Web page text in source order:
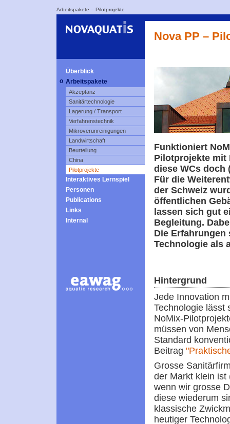
Arbeitspakete – Pilotprojekte
Nova PP –
Überblick
o Arbeitspakete
Akzeptanz
Sanitärtechnologie
Lagerung / Transport
Verfahrenstechnik
Mikroverunreinigungen
Landwirtschaft
Beurteilung
China
Pilotprojekte
Interaktives Lernspiel
Personen
Publications
Links
Internal
Funktioniert
Pilotprojekte mit
diese WCs
Für die
der Schweiz
öffentlichen
lassen sich gut
Begleitung.
Die
Technologie als
Hintergrund
Jede Innovation
Technologie lässt
NoMix-
müssen von
Standard
Beitrag
Grosse
der Markt klein ist
wenn wir grosse
diese wiederum
klassische
heutiger